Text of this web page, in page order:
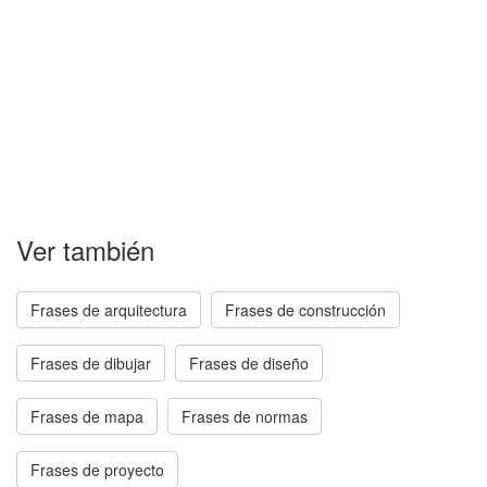
Ver también
Frases de arquitectura Frases de construcción
Frases de dibujar Frases de diseño
Frases de mapa Frases de normas
Frases de proyecto